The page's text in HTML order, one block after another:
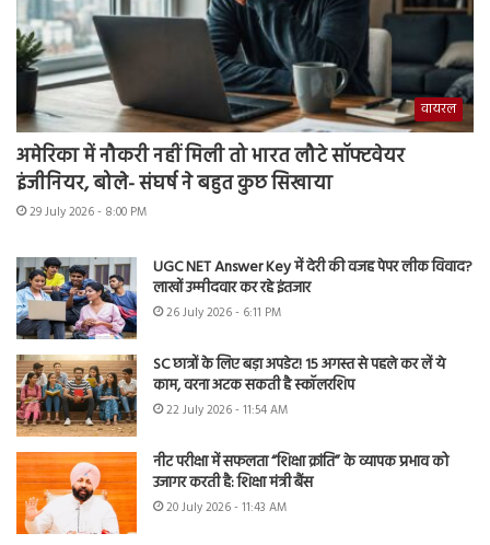
वायरल
अमेरिका में नौकरी नहीं मिली तो भारत लौटे सॉफ्टवेयर
इंजीनियर, बोले- संघर्ष ने बहुत कुछ सिखाया
29 July 2026 - 8:00 PM
UGC NET Answer Key में देरी की वजह पेपर लीक विवाद?
लाखों उम्मीदवार कर रहे इंतजार
26 July 2026 - 6:11 PM
SC छात्रों के लिए बड़ा अपडेट! 15 अगस्त से पहले कर लें ये
काम, वरना अटक सकती है स्कॉलरशिप
22 July 2026 - 11:54 AM
नीट परीक्षा में सफलता “शिक्षा क्रांति” के व्यापक प्रभाव को
उजागर करती है: शिक्षा मंत्री बैंस
20 July 2026 - 11:43 AM